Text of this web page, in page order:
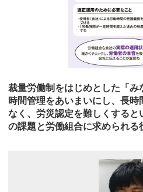
裁量労働制をはじめとした「
時間管理をあいまいにし、長
なく、労災認定を難しくする
の課題と労働組合に求められる